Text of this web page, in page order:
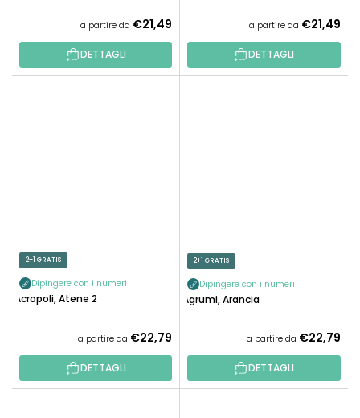
a partire da €21,49
DETTAGLI
a partire da €21,49
DETTAGLI
2+1 GRATIS
Dipingere con i numeri
Acropoli, Atene 2
a partire da €22,79
DETTAGLI
2+1 GRATIS
Dipingere con i numeri
Agrumi, Arancia
a partire da €22,79
DETTAGLI